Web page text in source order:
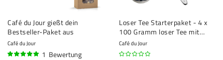
Café du Jour gießt dein
Bestseller-Paket aus
Café du Jour
1 Bewertung
Loser Tee Starterpaket - 4 x
100 Gramm loser Tee mit
Teesieb und Messlöffel
Café du Jour